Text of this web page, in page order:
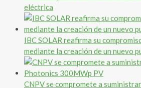
eléctrica
IBC SOLAR reafirma su
mediante la creación de un nuevo
CNPV se compromete a